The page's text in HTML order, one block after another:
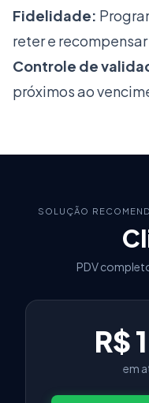
Fidelidade:
reter e
Controle de
próximos ao
SOLUÇÃO
PDV
R$
em